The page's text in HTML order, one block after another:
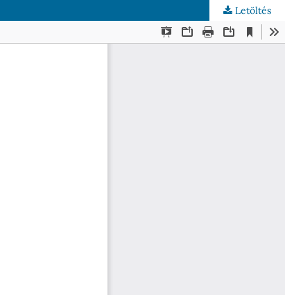
Letöltés